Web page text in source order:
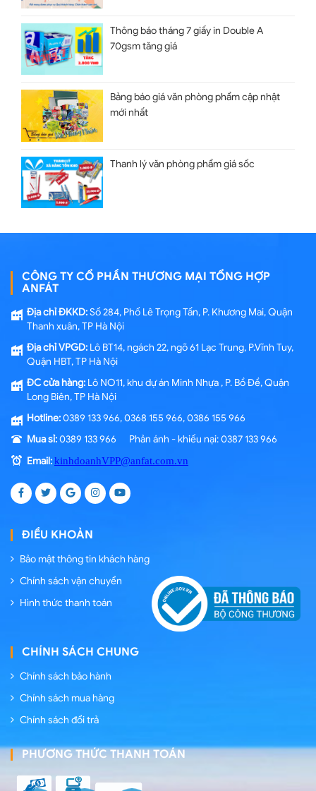
Thông báo tháng 7 giấy in Double A
70gsm tăng giá
Bảng báo giá văn phòng phẩm cập nhật
mới nhất
Thanh lý văn phòng phẩm giá sốc
CÔNG TY CỔ PHẦN THƯƠNG MẠI TỔNG HỢP
ANFÁT
Địa chỉ ĐKKD:Số 284, Phố Lê Trọng Tấn, P. Khương Mai, Quận
Thanh xuân, TP Hà Nội
Địa chỉ VPGD: Lô BT14, ngách 22, ngõ 61 Lạc Trung, P.Vĩnh Tuy,
Quận HBT, TP Hà Nội
ĐC cửa hàng: Lô NO11, khu dự án Minh Nhựa , P. Bồ Đề, Quận
Long Biên, TP Hà Nội
Hotline:0389 133 966, 0368 155 966, 0386 155 966
Mua sỉ:0389 133 966 Phản ánh - khiếu nại: 0387 133 966
Email:kinhdoanhVPP@anfat.com.vn
ĐIỀU KHOẢN
Bảo mật thông tin khách hàng
Chính sách vận chuyển
Hình thức thanh toán
CHÍNH SÁCH CHUNG
Chính sách bảo hành
Chính sách mua hàng
Chính sách đổi trả
PHƯƠNG THỨC THANH TOÁN